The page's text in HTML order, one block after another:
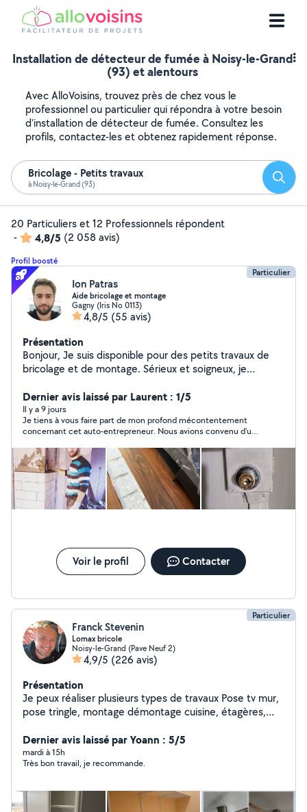
Installation de détecteur de fumée à Noisy-le-Grand
(93) et alentours
Avec AlloVoisins, trouvez près de chez vous le
professionnel ou particulier qui répondra à votre besoin
d'installation de détecteur de fumée. Consultez les
profils, contactez-les et obtenez rapidement réponse.
Bricolage - Petits travaux
à Noisy-le-Grand (93)
20 Particuliers et 12 Professionnels répondent
-
4,8/5 (2 058 avis)
Profil boosté
Particulier
Ion Patras
Aide bricolage et montage
Gagny (Iris No 0113)
4,8/5 (55 avis)
Présentation
Bonjour, Je suis disponible pour des petits travaux de
bricolage et de montage. Sérieux et soigneux, je
Dernier avis laissé par Laurent : 1/5
Il y a 9 jours
Je tiens à vous faire part de mon profond mécontentement
concernant cet auto-entrepreneur. Nous avions convenu d'un
domicile. En conséquence, j'ai acheté tout le matériel
nécessaire pour les travaux de ma cuisine. Malheureusement,
ce professionnel m'a posé un lapin à deux reprises. Lors du
premier rendez-vous, il ne s'est pas présenté et ne m'a donné
aucune nouvelle. Après de nombreux appels et SMS restés
sans réponse, il a finalement pris contact avec moi pour
27 juillet, il ne s'est une nouvelle fois ni présenté, ni manifesté.
Ce n'est qu'après lui avoir rappelé les règles élémentaires de
courtoisie qu'il m'a répondu, en prétextant qu'il se trouvait en
Voir le profil Contacter
Particulier
Franck Stevenin
Lomax bricole
Noisy-le-Grand (Pave Neuf 2)
4,9/5 (226 avis)
Présentation
Je peux réaliser plusieurs types de travaux Pose tv mur,
pose tringle, montage démontage cuisine, étagères,
ou demandes particulières . Je suis doué de mes mains
et assez outillé. Dispo le soir ou une partie des week-
ends, je fais cela en complément de mon activité. À
soixante treize
Dernier avis laissé par Yoann : 5/5
mardi à 15h
Très bon travail, je recommande.